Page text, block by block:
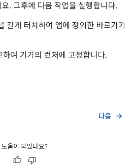
. 그후에 다음 작업을 실행합니다.
길게 터치하여 앱에 정의한 바로가기
하여 기기의 런처에 고정합니다.
다음 arrow_forward
도움이 되었나요?